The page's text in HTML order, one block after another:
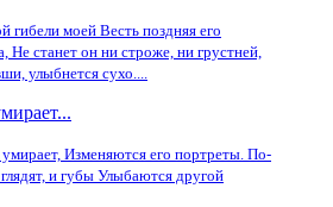
гибели моей Весть поздняя его
Не станет он ни строже, ни грустней,
улыбнется сухо....
умирает, Изменяются его портреты. По-
и губы Улыбаются другой